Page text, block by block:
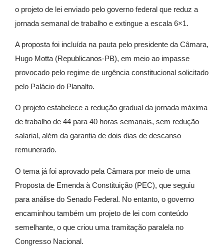
o projeto de lei enviado pelo governo federal que reduz a
jornada semanal de trabalho e extingue a escala 6×1.
A proposta foi incluída na pauta pelo presidente da Câmara,
Hugo Motta (Republicanos-PB), em meio ao impasse
provocado pelo regime de urgência constitucional solicitado
pelo Palácio do Planalto.
O projeto estabelece a redução gradual da jornada máxima
de trabalho de 44 para 40 horas semanais, sem redução
salarial, além da garantia de dois dias de descanso
remunerado.
O tema já foi aprovado pela Câmara por meio de uma
Proposta de Emenda à Constituição (PEC), que seguiu
para análise do Senado Federal. No entanto, o governo
encaminhou também um projeto de lei com conteúdo
semelhante, o que criou uma tramitação paralela no
Congresso Nacional.